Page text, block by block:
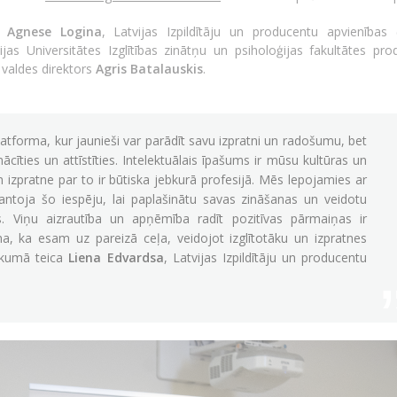
Agnese Logina, Latvijas Izpildītāju un producentu apvienības
Universitātes Izglītības zinātņu un psiholoģijas fakultātes
direktors Agris Batalauskis.
kur jaunieši var parādīt savu izpratni un radošumu, bet
un attīstīties. Intelektuālais īpašums ir mūsu kultūras un
izpratne par to ir būtiska jebkurā profesijā. Mēs lepojamies ar
šo iespēju, lai paplašinātu savas zināšanas un veidotu
Viņu aizrautība un apņēmība radīt pozitīvas pārmaiņas ir
ka esam uz pareizā ceļa, veidojot izglītotāku un izpratnes
teica Liena Edvardsa, Latvijas Izpildītāju un producentu